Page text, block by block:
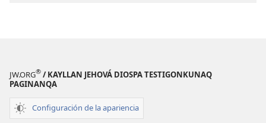
JW.ORG® / KAYLLAN JEHOVÁ DIOSPA TESTIGONKUNAQ
PAGINANQA
Configuración de la apariencia